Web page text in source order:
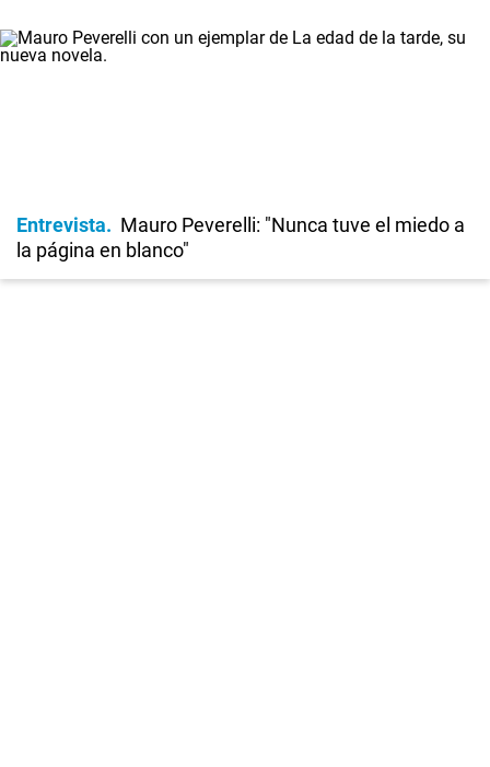
Entrevista
Mauro Peverelli: "Nunca tuve el miedo a
la página en blanco"